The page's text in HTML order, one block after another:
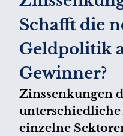
Schafft die
Geldpolitik
Gewinner?
Zinssenkungen
einzelne